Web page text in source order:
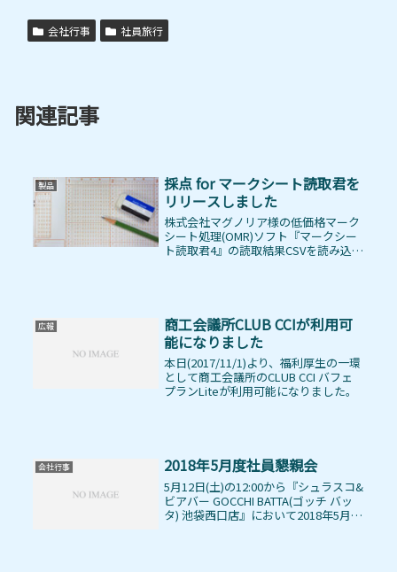
会社行事 社員旅行
関連記事
製品
採点 for マークシート読取君を
リリースしました
株式会社マグノリア様の低価格マーク
シート処理(OMR)ソフト『マークシー
ト読取君4』の読取結果CSVを読み込ん
広報
商工会議所CLUB CCIが利用可
能になりました
本日(2017/11/1)より、福利厚生の一環
として商工会議所のCLUB CCI バフェ
プランLiteが利用可能になりました。
会社行事 2018年5月度社員懇親会
5月12日(土)の12:00から『シュラスコ&
ビアバー GOCCHI BATTA(ゴッチ バッ
タ) 池袋西口店』において2018年5月度